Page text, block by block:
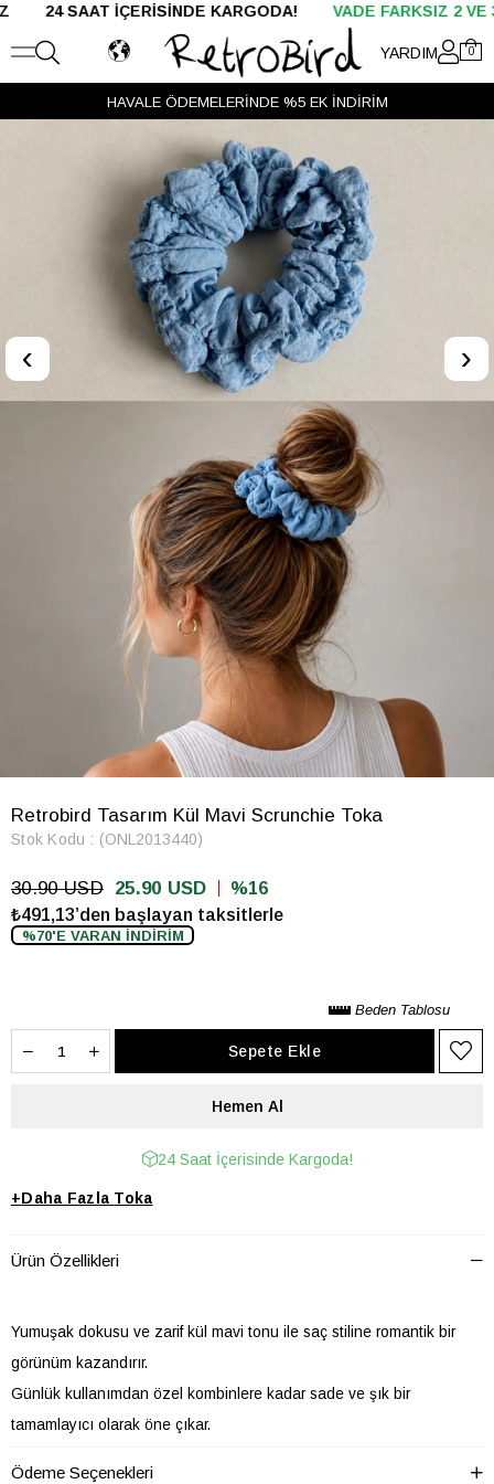
İÇERİSİNDE KARGODA!VADE FARKSIZ 2 VE 3 TAKSİT
YARDIM 0
HAVALE ÖDEMELERİNDE %5 EK İNDİRİM
‹ ›
Retrobird Tasarım Kül Mavi Scrunchie Toka
Stok Kodu (ONL2013440)
30.90 USD 25.90 USD
16
₺491,13’den başlayan taksitlerle
%70'E VARAN İNDİRİM
Beden Tablosu
24 Saat İçerisinde Kargoda!
+Daha Fazla Toka
Ürün Özellikleri
Yumuşak dokusu ve zarif kül mavi tonu ile saç stiline romantik bir
görünüm kazandırır.
Günlük kullanımdan özel kombinlere kadar sade ve şık bir
tamamlayıcı olarak öne çıkar.
Ödeme Seçenekleri